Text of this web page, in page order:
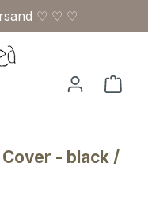
♡ ♡ ♡
- black /